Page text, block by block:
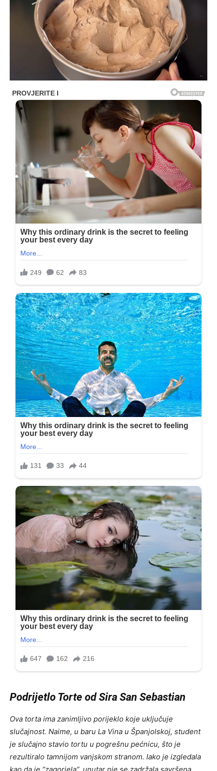
Podrijetlo Torte od Sira San Sebastian
Ova torta ima zanimljivo porijeklo koje uključuje
slučajnost. Naime, u baru La Vina u Španjolskoj, student
je slučajno stavio tortu u pogrešnu pećnicu, što je
rezultiralo tamnijom vanjskom stranom. Iako je izgledala
kao da je “zagorjela”, unutar nje se zadržala savršena